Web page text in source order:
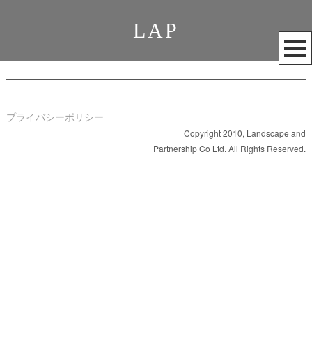
LAP
メ
ニ
ュ
開
く
プライバシーポリシー
Copyright 2010, Landscape and
Partnership Co Ltd. All Rights Reserved.